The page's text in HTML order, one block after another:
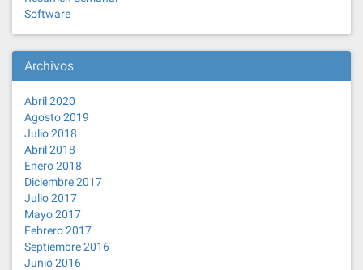
Software
Archivos
Abril 2020
Agosto 2019
Julio 2018
Abril 2018
Enero 2018
Diciembre 2017
Julio 2017
Mayo 2017
Febrero 2017
Septiembre 2016
Junio 2016